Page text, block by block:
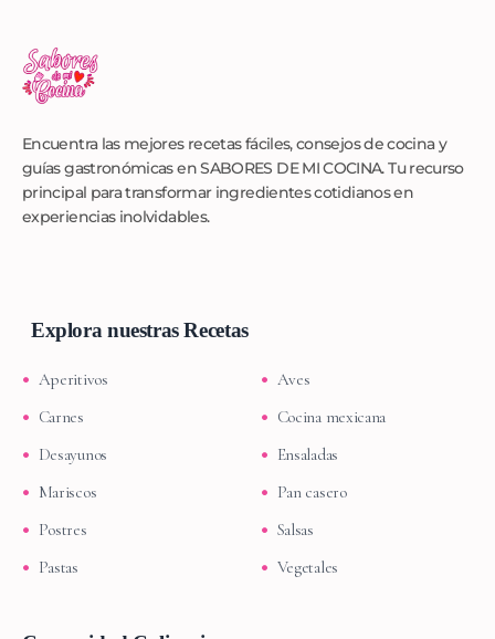
Encuentra las mejores recetas fáciles, consejos de cocina y
guías gastronómicas en SABORES DE MI COCINA. Tu recurso
principal para transformar ingredientes cotidianos en
experiencias inolvidables.
Explora nuestras Recetas
Aperitivos
Aves
Carnes
Cocina mexicana
Desayunos
Ensaladas
Mariscos
Pan casero
Postres
Salsas
Pastas
Vegetales